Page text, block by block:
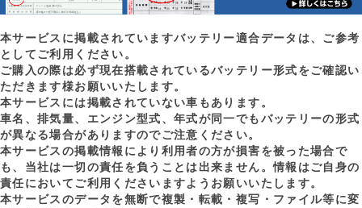
本サービスに掲載されていますバッテリー適合データは、ご参考
としてご利用ください。
ご購入の際は必ず現在搭載されているバッテリー形式をご確認い
ただきます様お願いいたします。
本サービスには掲載されていない車もあります。
車名、排気量、エンジン型式、年式が同一でもバッテリーの形式
が異なる場合がありますのでご注意ください。
本サービスの掲載情報により利用者の方が損害を被った場合で
も、当社は一切の責任を負うことは出来ません。情報はご自身の
責任においてご利用くださいますようお願いいたします。
本サービスのデータを無断で複製・転載・複写・ファイル等に変